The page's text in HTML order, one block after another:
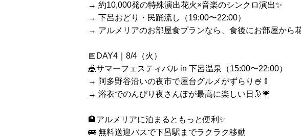
→ 約10,000発の特殊演出花火×音楽のシンクロ演出✨
→ 下呂おどり・民踊流し（19:00〜22:00）
→ アルメリアのお部屋食プランなら、食後にお部屋から
📅DAY4｜8/4（火）
🎪サマーフェスティバル in 下呂温泉（15:00〜22:00）
→ 阿多野谷沿いの夜市で屋台グルメがずらり🍧🍢
→ 浴衣でのんびり夜さんぽが最高に楽しい日🌛💗
🏨アルメリアに泊まるともっと便利✨
🚌 無料送迎バスで下呂駅までラクラク移動